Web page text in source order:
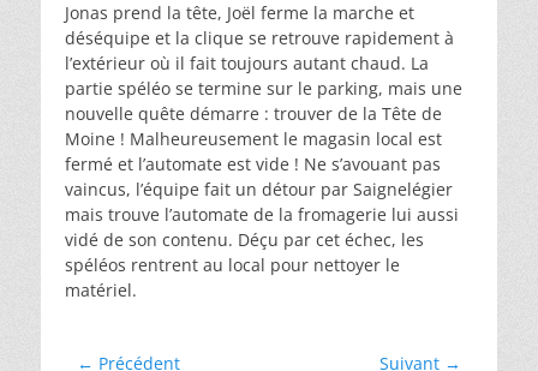
Jonas prend la tête, Joël ferme la marche et
déséquipe et la clique se retrouve rapidement à
l’extérieur où il fait toujours autant chaud. La
partie spéléo se termine sur le parking, mais une
nouvelle quête démarre : trouver de la Tête de
Moine ! Malheureusement le magasin local est
fermé et l’automate est vide ! Ne s’avouant pas
vaincus, l’équipe fait un détour par Saignelégier
mais trouve l’automate de la fromagerie lui aussi
vidé de son contenu. Déçu par cet échec, les
spéléos rentrent au local pour nettoyer le
matériel.
← Précédent
Suivant →